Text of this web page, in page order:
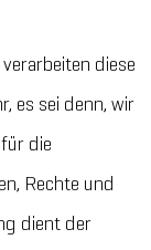
diese
es sei denn, wir
die
Rechte und
dient der